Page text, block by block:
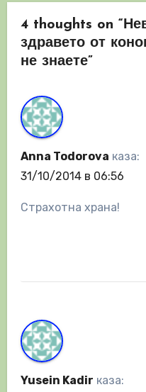
4 thoughts on
здравето от
не знаете”
Anna Todorova каза:
31/10/2014 в 06:56
Страхотна храна!
Yusein Kadir каза: